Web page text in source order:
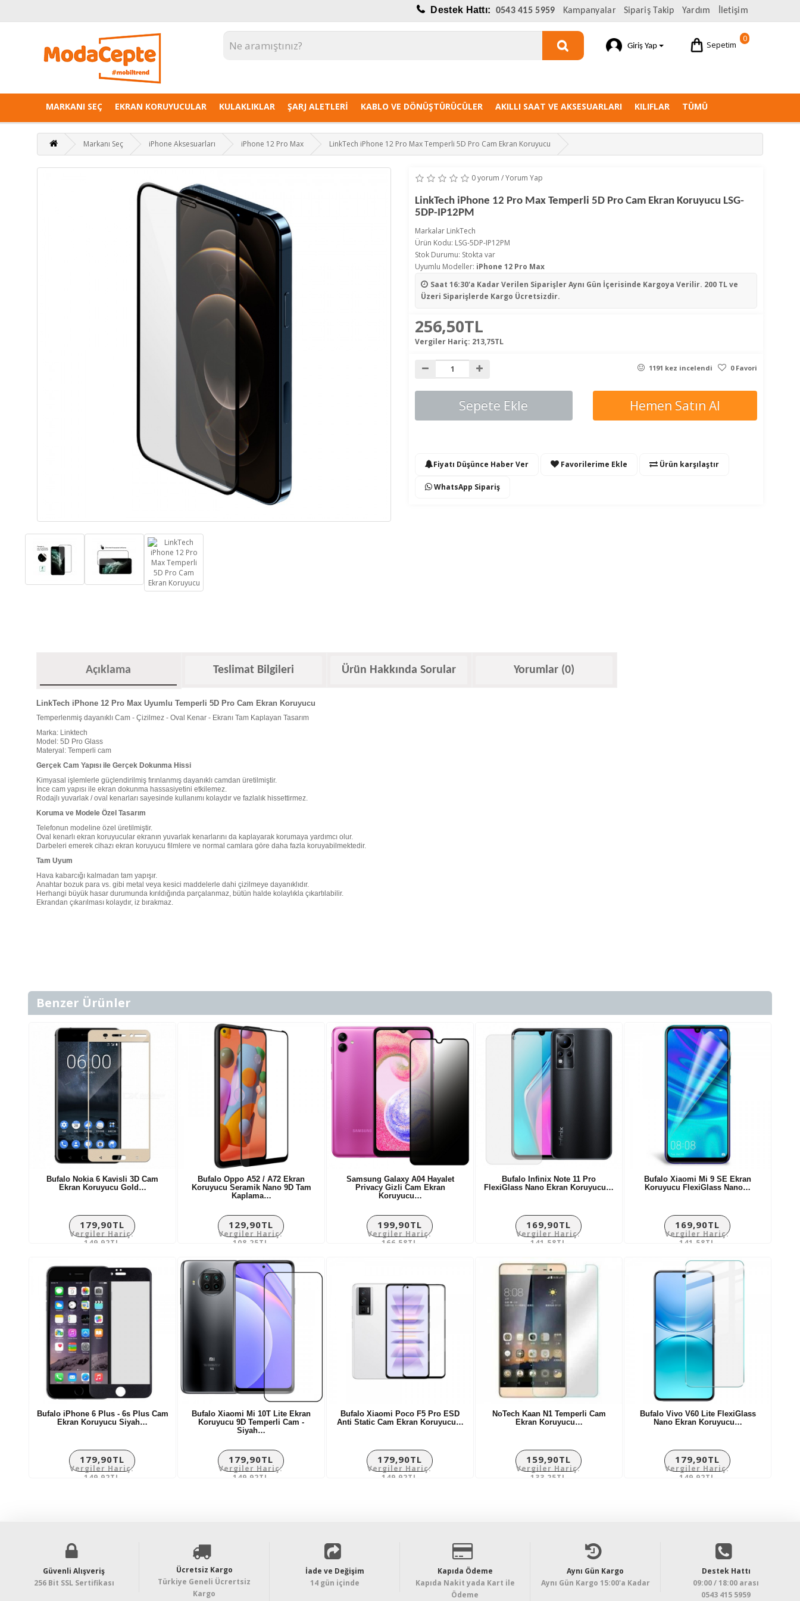
Destek Hattı: 0543 415 5959 Kampanyalar Sipariş Takip Yardım İletişim
0
Sepetim
Giriş Yap
MARKANI SEÇ EKRAN KORUYUCULAR KULAKLIKLAR ŞARJ ALETLERI KABLO VE DÖNÜŞTÜRÜCÜLER AKILLI SAAT VE AKSESUARLARI KILIFLAR TÜMÜ
Markanı Seç iPhone Aksesuarları iPhone 12 Pro Max LinkTech iPhone 12 Pro Max Temperli 5D Pro Cam Ekran Koruyucu
0 yorum /Yorum Yap
LinkTech iPhone 12 Pro Max Temperli 5D Pro Cam Ekran Koruyucu LSG-
5DP-IP12PM
Markalar LinkTech
Ürün Kodu: LSG-5DP-IP12PM
Stok Durumu: Stokta var
Uyumlu Modeller: iPhone 12 Pro Max
Saat 16:30'a Kadar Verilen SiparişlerAynı Gün İçerisinde Kargoya Verilir. 200 TL ve
Üzeri Siparişlerde Kargo Ücretsizdir.
256,50TL
Vergiler Hariç: 213,75TL
1191 kez incelendi 0 Favori
Sepete Ekle Hemen Satın Al
Fiyatı Düşünce Haber Ver Favorilerime Ekle Ürün karşılaştır
WhatsApp Sipariş
Açıklama Teslimat Bilgileri Ürün Hakkında Sorular Yorumlar (0)
LinkTech iPhone 12 Pro Max Uyumlu Temperli 5D Pro Cam Ekran Koruyucu
Temperlenmiş dayanıklı Cam - Çizilmez - Oval Kenar - Ekranı Tam Kaplayan Tasarım
Marka: Linktech
Model: 5D Pro Glass
Materyal: Temperli cam
Gerçek Cam Yapısı ile Gerçek Dokunma Hissi
Kimyasal işlemlerle güçlendirilmiş fırınlanmış dayanıklı camdan üretilmiştir.
İnce cam yapısı ile ekran dokunma hassasiyetini etkilemez.
Rodajlı yuvarlak / oval kenarları sayesinde kullanımı kolaydır ve fazlalık hissettirmez.
Koruma ve Modele Özel Tasarım
Telefonun modeline özel üretilmiştir.
Oval kenarlı ekran koruyucular ekranın yuvarlak kenarlarını da kaplayarak korumaya yardımcı olur.
Darbeleri emerek cihazı ekran koruyucu filmlere ve normal camlara göre daha fazla koruyabilmektedir.
Tam Uyum
Hava kabarcığı kalmadan tam yapışır.
Anahtar bozuk para vs. gibi metal veya kesici maddelerle dahi çizilmeye dayanıklıdır.
Herhangi büyük hasar durumunda kırıldığında parçalanmaz, bütün halde kolaylıkla çıkartılabilir.
Ekrandan çıkarılması kolaydır, iz bırakmaz.
Benzer Ürünler
Bufalo Nokia 6 Kavisli 3D Cam
Ekran Koruyucu Gold…
179,90TL
Vergiler Hariç:
149,92TL
Bufalo Oppo A52 / A72 Ekran
Koruyucu Seramik Nano 9D Tam
Kaplama…
129,90TL
Vergiler Hariç:
108,25TL
Samsung Galaxy A04 Hayalet
Privacy Gizli Cam Ekran
Koruyucu…
199,90TL
Vergiler Hariç:
166,58TL
Bufalo Infinix Note 11 Pro
FlexiGlass Nano Ekran Koruyucu…
169,90TL
Vergiler Hariç:
141,58TL
Bufalo Xiaomi Mi 9 SE Ekran
Koruyucu FlexiGlass Nano…
169,90TL
Vergiler Hariç:
141,58TL
Bufalo iPhone 6 Plus - 6s Plus Cam
Ekran Koruyucu Siyah…
179,90TL
Vergiler Hariç:
149,92TL
Bufalo Xiaomi Mi 10T Lite Ekran
Koruyucu 9D Temperli Cam -
Siyah…
179,90TL
Vergiler Hariç:
149,92TL
Bufalo Xiaomi Poco F5 Pro ESD
Anti Static Cam Ekran Koruyucu…
179,90TL
Vergiler Hariç:
149,92TL
NoTech Kaan N1 Temperli Cam
Ekran Koruyucu…
159,90TL
Vergiler Hariç:
133,25TL
Bufalo Vivo V60 Lite FlexiGlass
Nano Ekran Koruyucu…
179,90TL
Vergiler Hariç:
149,92TL
Güvenli Alışveriş
256 Bit SSL Sertifikası
Ücretsiz Kargo
Türkiye Geneli Ücrertsiz
Kargo
İade ve Değişim
14 gün içinde
Kapıda Ödeme
Kapıda Nakit yada Kart ile
Ödeme
Aynı Gün Kargo
Aynı Gün Kargo 15:00'a Kadar
Destek Hattı
09:00 / 18:00 arası
0543 415 5959